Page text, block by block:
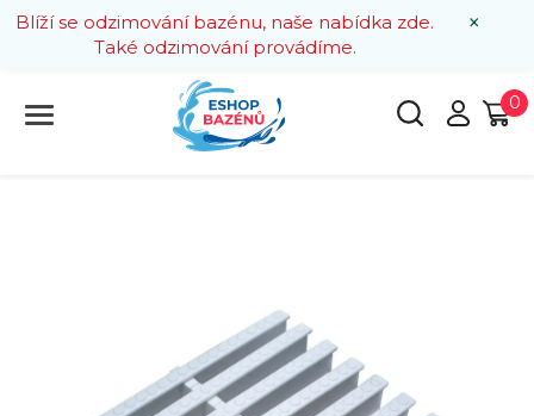
×
Blíží se odzimování bazénu, naše nabídka zde.
Také odzimování provádíme.
0